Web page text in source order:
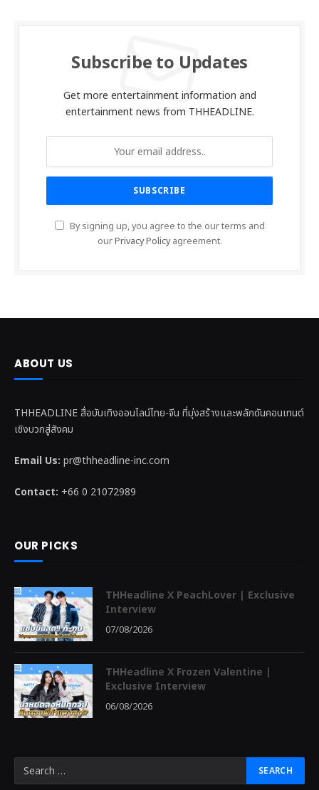
Subscribe to Updates
Get more entertainment information and
entertainment news from THHEADLINE.
By signing up, you agree to the our terms and
ourPrivacy Policyagreement.
ABOUT US
THHEADLINE สื่อบันเทิงออนไลน์ไทย-จีน ที่มุ่งสร้างและพลักดันคอนเทนต์
เชิงบวกสู่สังคม
Email Us: pr@thheadline-inc.com
Contact: +66 0 21072989
OUR PICKS
THHeadline X PeachLover | Exclusive
Interview
07/08/2026
THHeadline X Frozen Valentine |
Exclusive Interview
06/08/2026